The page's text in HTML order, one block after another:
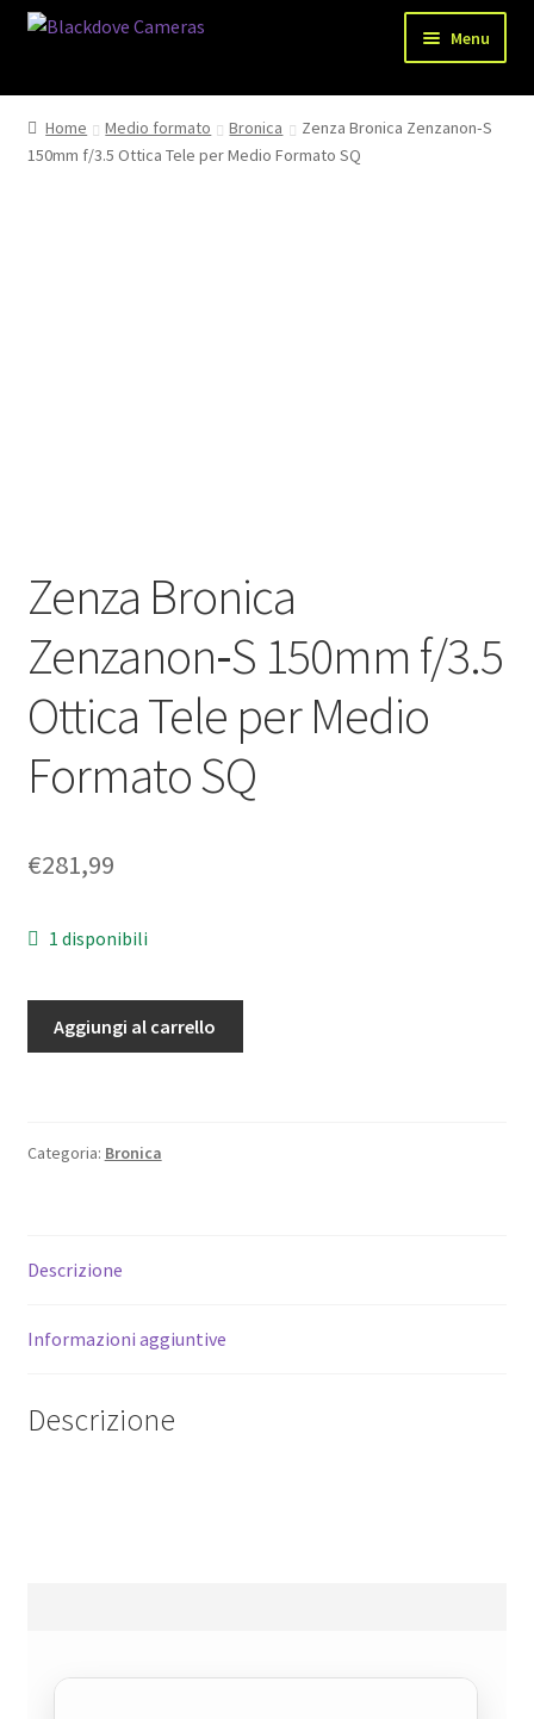
Vai
Vai
Menu
Chi siamo
Shop
Home Medio formato Bronica
Zenza Bronica Zenzanon‑S
150mm f/3.5 Ottica Tele per Medio Formato SQ
Zenza Bronica
Zenzanon‑S 150mm f/3.5
Ottica Tele per Medio
Formato SQ
€281,99
1 disponibili
Bronica
Ottica
Formato
quantità
Aggiungi al carrello
Categoria: Bronica
Descrizione
Informazioni aggiuntive
Descrizione